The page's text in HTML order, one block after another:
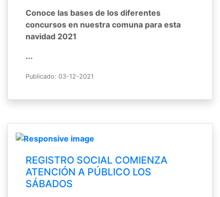
Conoce las bases de los diferentes
concursos en nuestra comuna para esta
navidad 2021
...
Publicado: 03-12-2021
REGISTRO SOCIAL COMIENZA
ATENCIÓN A PÚBLICO LOS
SÁBADOS